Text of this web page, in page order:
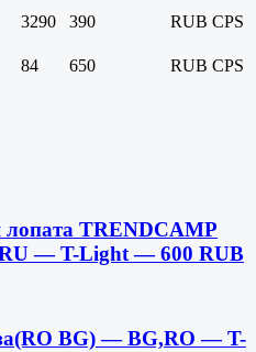
3290 390 RUB CPS
84 650 RUB CPS
TRENDCAMP
— T-Light — 600 RUB
BG) — BG,RO — T-